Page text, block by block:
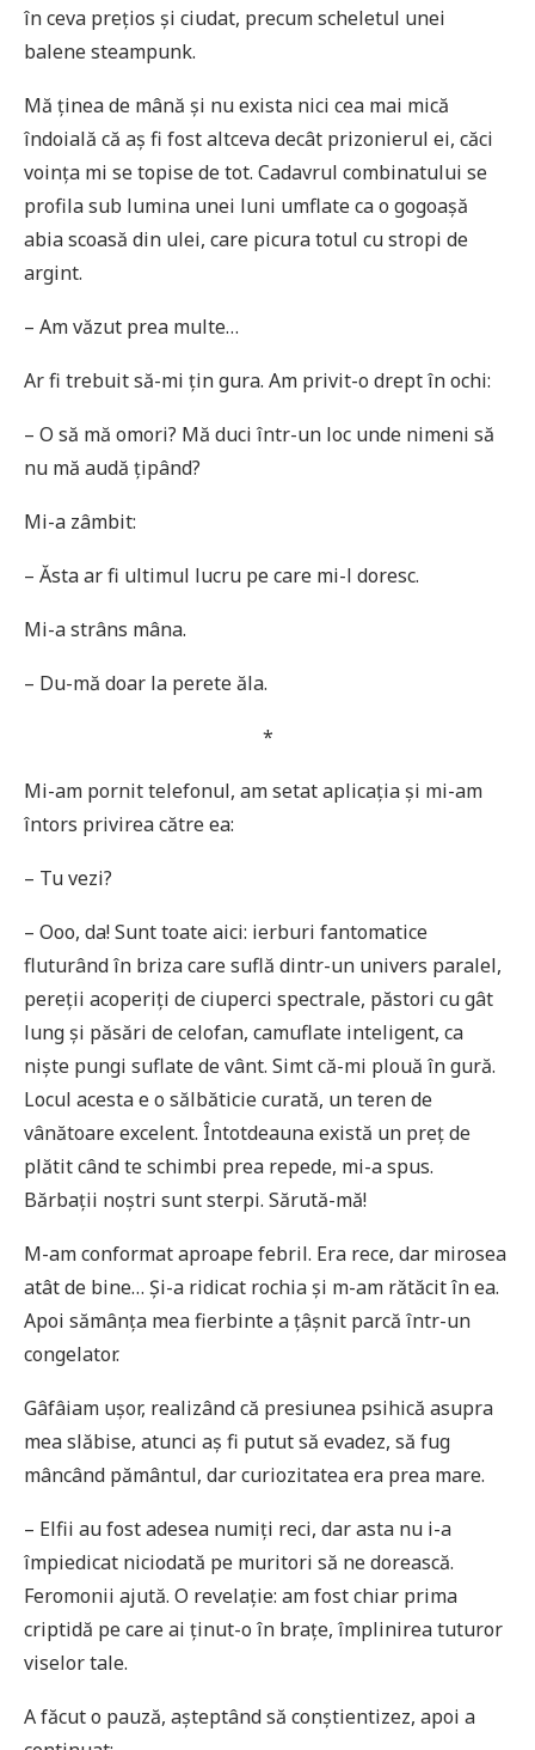
în ceva prețios și ciudat, precum scheletul unei
balene steampunk.
Mă ținea de mână și nu exista nici cea mai mică
îndoială că aș fi fost altceva decât prizonierul ei, căci
voința mi se topise de tot. Cadavrul combinatului se
profila sub lumina unei luni umflate ca o gogoașă
abia scoasă din ulei, care picura totul cu stropi de
argint.
– Am văzut prea multe…
Ar fi trebuit să-mi țin gura. Am privit-o drept în ochi:
– O să mă omori? Mă duci într-un loc unde nimeni să
nu mă audă țipând?
Mi-a zâmbit:
– Ăsta ar fi ultimul lucru pe care mi-l doresc.
Mi-a strâns mâna.
– Du-mă doar la perete ăla.
*
Mi-am pornit telefonul, am setat aplicația și mi-am
întors privirea către ea:
– Tu vezi?
– Ooo, da! Sunt toate aici: ierburi fantomatice
fluturând în briza care suflă dintr-un univers paralel,
pereții acoperiți de ciuperci spectrale, păstori cu gât
lung și păsări de celofan, camuflate inteligent, ca
niște pungi suflate de vânt. Simt că-mi plouă în gură.
Locul acesta e o sălbăticie curată, un teren de
vânătoare excelent. Întotdeauna există un preț de
plătit când te schimbi prea repede, mi-a spus.
Bărbații noștri sunt sterpi. Sărută-mă!
M-am conformat aproape febril. Era rece, dar mirosea
atât de bine… Și-a ridicat rochia și m-am rătăcit în ea.
Apoi sămânța mea fierbinte a țâșnit parcă într-un
congelator.
Gâfâiam ușor, realizând că presiunea psihică asupra
mea slăbise, atunci aș fi putut să evadez, să fug
mâncând pământul, dar curiozitatea era prea mare.
– Elfii au fost adesea numiți reci, dar asta nu i-a
împiedicat niciodată pe muritori să ne dorească.
Feromonii ajută. O revelație: am fost chiar prima
criptidă pe care ai ținut-o în brațe, împlinirea tuturor
viselor tale.
A făcut o pauză, așteptând să conștientizez, apoi a